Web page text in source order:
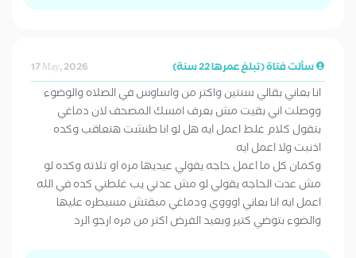
سألت فتاة (تبلغ عمرها 22 سنة) 17 May, 2026
انا بعاني بقالي سنتين واكتر من واساوس في الصلاه والوضوء
ووصلت اني بقيت مش بعرف امسك المصحف لان دماغي
بتقول كلام غلط اعمل ايه هل لو انا طنشت هتعاقب وكده
اذنبت ولا اعمل ايه
وكمان كل ما اعمل حاجه يقولي عيديها مره او تلاته وكده لو
مش عدت الحاجه يقولي لو مش عدتي يب غلطتي كده في الله
اعمل ايه انا بعاني اوووي ودماغي مبقتش مسيطره عليها
والضوء بتوضي كتير وبعيد الفرض اكتر من مره ارجو الرد